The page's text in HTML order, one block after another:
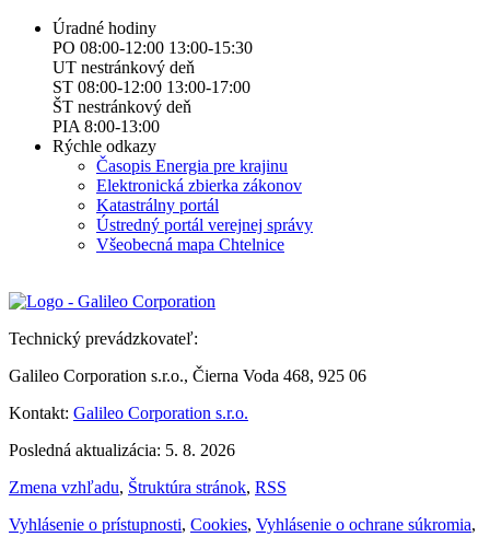
Úradné hodiny
PO 08:00-12:00 13:00-15:30
UT nestránkový deň
ST 08:00-12:00 13:00-17:00
ŠT nestránkový deň
PIA 8:00-13:00
Rýchle odkazy
Časopis Energia pre krajinu
Elektronická zbierka zákonov
Katastrálny portál
Ústredný portál verejnej správy
Všeobecná mapa Chtelnice
Technický prevádzkovateľ:
Galileo Corporation s.r.o., Čierna Voda 468, 925 06
Kontakt: Galileo Corporation s.r.o.
Posledná aktualizácia: 5. 8. 2026
Zmena vzhľadu, Štruktúra stránok, RSS
Vyhlásenie o prístupnosti, Cookies, Vyhlásenie o ochrane súkromia,